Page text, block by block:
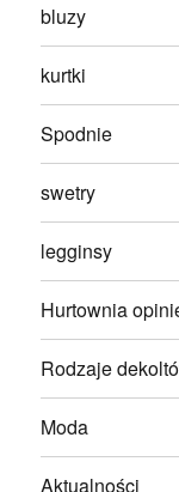
bluzy
kurtki
Spodnie
swetry
legginsy
Hurtownia
Rodzaje
Moda
Aktualności